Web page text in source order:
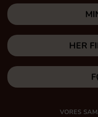
HER
VORES